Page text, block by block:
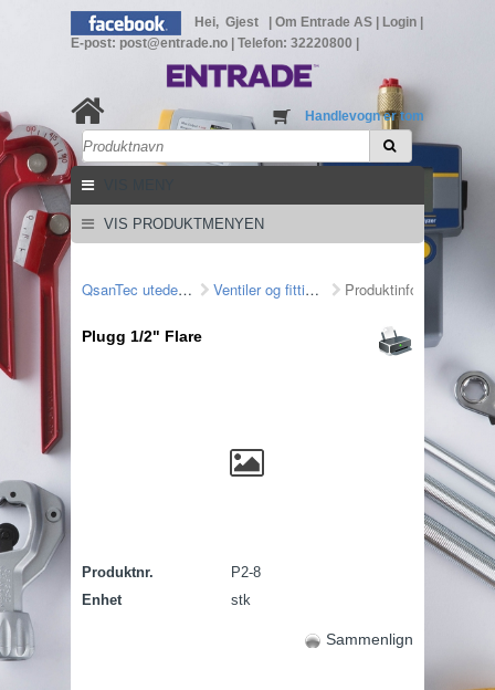
Hei, Gjest Om Entrade AS Login
E-post: post@entrade.no
Telefon: 32220800
Handlevogn er tom
VIS PRODUKTMENYEN
QsanTec utedel/fittings Ventiler og fittings Produktinformasjon
Plugg 1/2" Flare
Produktnr.
P2-8
Enhet
stk
Sammenlign